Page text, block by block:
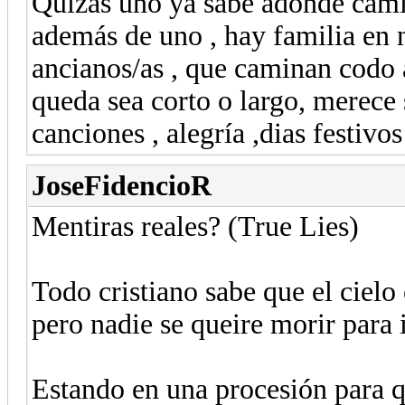
además de uno , hay familia en
ancianos/as , que caminan
queda sea corto o largo,
canciones , alegría ,dias
JoseFidencioR
Mentiras reales? (True Lies)
Todo cristiano sabe que el
pero nadie se queire morir para
Estando en una procesión